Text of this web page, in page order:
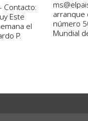
Contacto:
Este
el
P.
arranque
número
Mundial